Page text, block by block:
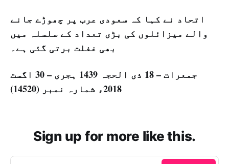
اتحاد نے کہا کہ سعودی عرب پر چھوڑے جانے
والے میزائلوں کی بڑی تعداد کے سلسلہ میں
بھی غفلت برتی گئی ہے۔
جمعرات – 18 ذی الحجہ 1439 ہجری – 30 اگست
2018ء شمارہ نمبر (14520)
Sign up for more like this.